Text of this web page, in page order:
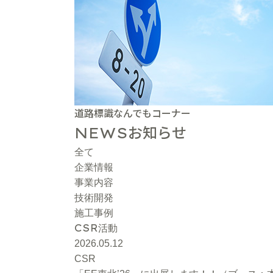
道路標識なんでもコーナー
NEWSお知らせ
全て
企業情報
事業内容
技術開発
施工事例
CSR活動
2026.05.12
CSR